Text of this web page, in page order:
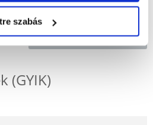
szabás
KÉRDEZZ TŐLÜNK!
(GYIK)